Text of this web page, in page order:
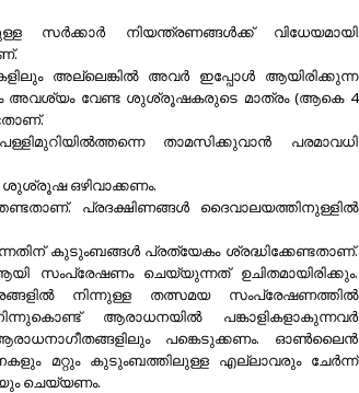
സര്‍ക്കാര്‍ നിയന്ത്രണങ്ങള്‍ക്ക് വിധേയമായി
അല്ലെങ്കില്‍ അവര്‍ ഇപ്പോള്‍ ആയിരിക്കുന്ന
അവശ്യം വേണ്ട ശുശ്രൂഷകരുടെ മാത്രം (ആകെ 4
താമസിക്കുവാന്‍ പരമാവധി
ശുശ്രൂഷ ഒഴിവാക്കണം.
പ്രദക്ഷിണങ്ങള്‍ ദൈവാലയത്തിനുള്ളില്‍
കുടുംബങ്ങള്‍ പ്രത്യേകം ശ്രദ്ധിക്കേണ്ടതാണ്.
സംപ്രേഷണം ചെയ്യുന്നത് ഉചിതമായിരിക്കും.
നിന്നുള്ള തത്സമയ സംപ്രേഷണത്തില്‍
ആരാധനയില്‍ പങ്കാളികളാകുന്നവര്‍
പങ്കെടുക്കണം. ഓണ്‍ലൈന്‍
മറ്റും കുടുംബത്തിലുള്ള എല്ലാവരും ചേര്‍ന്ന്
ചെയ്യണം.